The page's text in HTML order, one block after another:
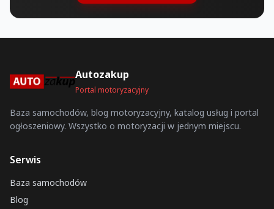
Autozakup
Portal motoryzacyjny
Baza samochodów, blog motoryzacyjny, katalog usług i portal
ogłoszeniowy. Wszystko o motoryzacji w jednym miejscu.
Serwis
Baza samochodów
Blog